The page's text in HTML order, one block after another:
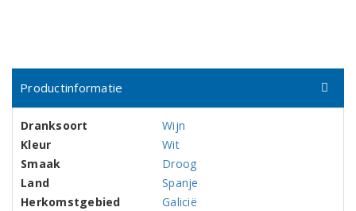
Productinformatie
Dranksoort
Wijn
Kleur
Wit
Smaak
Droog
Land
Spanje
Herkomstgebied
Galicië